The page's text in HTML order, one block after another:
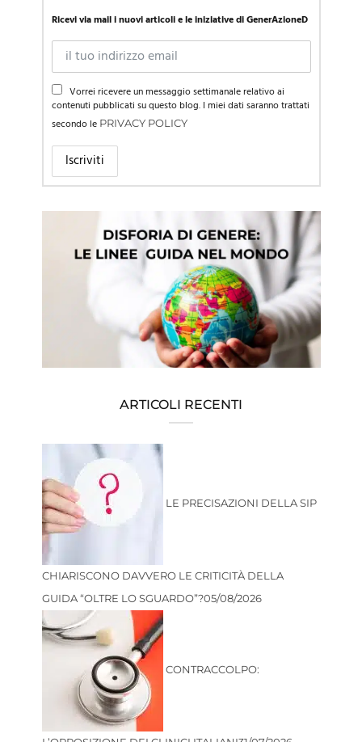
Ricevi via mail i nuovi articoli e le iniziative di GenerAzioneD
Vorrei ricevere un messaggio settimanale relativo ai
contenuti pubblicati su questo blog. I miei dati saranno trattati
secondo le PRIVACY POLICY
ARTICOLI RECENTI
LE PRECISAZIONI DELLA SIP
CHIARISCONO DAVVERO LE CRITICITÀ DELLA
GUIDA “OLTRE LO SGUARDO”?05/08/2026
CONTRACCOLPO: